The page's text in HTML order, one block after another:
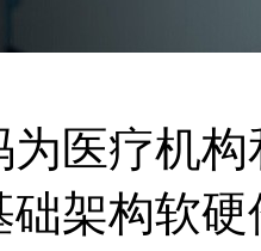
为医疗机
、基础架构